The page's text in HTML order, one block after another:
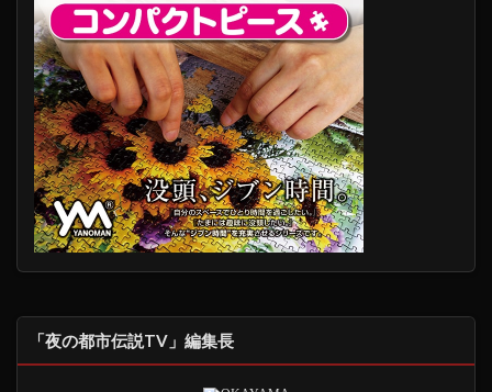
「夜の都市伝説TV」編集長